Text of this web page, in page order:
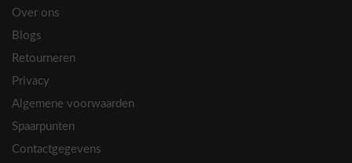
Over ons
Blogs
Retourneren
Privacy
Algemene voorwaarden
Spaarpunten
Contactgegevens